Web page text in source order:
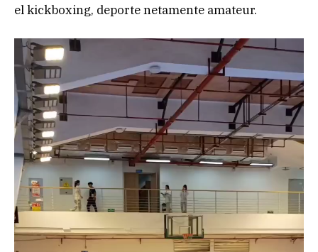
el kickboxing, deporte netamente amateur.